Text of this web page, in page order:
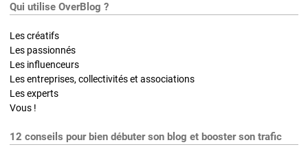
Qui utilise OverBlog ?
Les créatifs
Les passionnés
Les influenceurs
Les entreprises, collectivités et associations
Les experts
Vous !
12 conseils pour bien débuter son blog et booster son trafic